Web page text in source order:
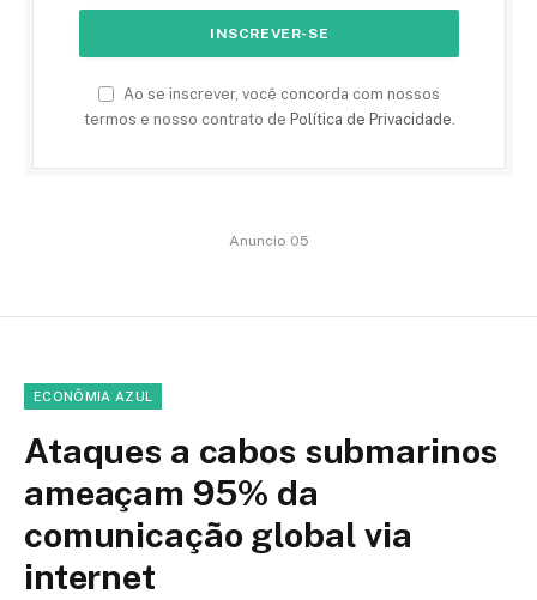
Ao se inscrever, você concorda com nossos
termos e nosso contrato de Política de Privacidade.
Anuncio 05
ECONÔMIA AZUL
Ataques a cabos submarinos
ameaçam 95% da
comunicação global via
internet